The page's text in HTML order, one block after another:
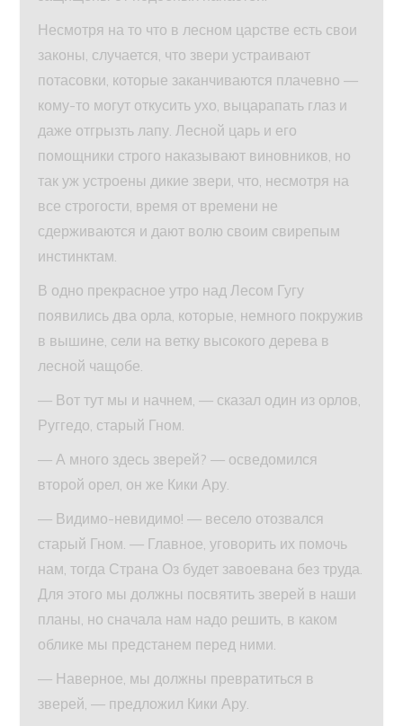
Несмотря на то что в лесном царстве есть свои
законы, случается, что звери устраивают
потасовки, которые заканчиваются плачевно —
кому-то могут откусить ухо, выцарапать глаз и
даже отгрызть лапу. Лесной царь и его
помощники строго наказывают виновников, но
так уж устроены дикие звери, что, несмотря на
все строгости, время от времени не
сдерживаются и дают волю своим свирепым
инстинктам.
В одно прекрасное утро над Лесом Гугу
появились два орла, которые, немного покружив
в вышине, сели на ветку высокого дерева в
лесной чащобе.
— Вот тут мы и начнем, — сказал один из орлов,
Руггедо, старый Гном.
— А много здесь зверей? — осведомился
второй орел, он же Кики Ару.
— Видимо-невидимо! — весело отозвался
старый Гном. — Главное, уговорить их помочь
нам, тогда Страна Оз будет завоевана без труда.
Для этого мы должны посвятить зверей в наши
планы, но сначала нам надо решить, в каком
облике мы предстанем перед ними.
— Наверное, мы должны превратиться в
зверей, — предложил Кики Ару.